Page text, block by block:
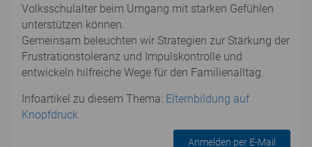
Volksschulalter beim Umgang mit starken Gefühlen
unterstützen können.
Gemeinsam beleuchten wir Strategien zur Stärkung der
Frustrationstoleranz und Impulskontrolle und
entwickeln hilfreiche Wege für den Familienalltag.
Infoartikel zu diesem Thema: Elternbildung auf
Knopfdruck
Anmelden per E-Mail